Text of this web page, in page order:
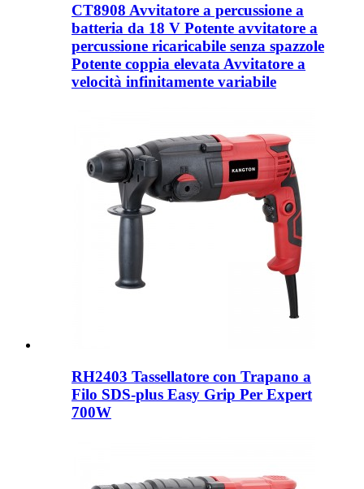
CT8908 Avvitatore a percussione a
batteria da 18 V Potente avvitatore a
percussione ricaricabile senza spazzole
Potente coppia elevata Avvitatore a
velocità infinitamente variabile
RH2403 Tassellatore con Trapano a
Filo SDS-plus Easy Grip Per Expert
700W